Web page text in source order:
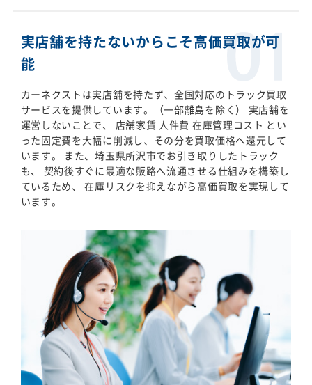
実店舗を持たないからこそ高価買取が可
能
カーネクストは実店舗を持たず、全国対応のトラック買取
サービスを提供しています。（一部離島を除く） 実店舗を
運営しないことで、 店舗家賃 人件費 在庫管理コスト とい
った固定費を大幅に削減し、その分を買取価格へ還元して
います。 また、埼玉県所沢市でお引き取りしたトラック
も、 契約後すぐに最適な販路へ流通させる仕組みを構築し
ているため、 在庫リスクを抑えながら高価買取を実現して
います。